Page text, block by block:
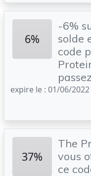
6%
-6%
solde
code
expire le : 01/06/2022
37%
The
vous
ce